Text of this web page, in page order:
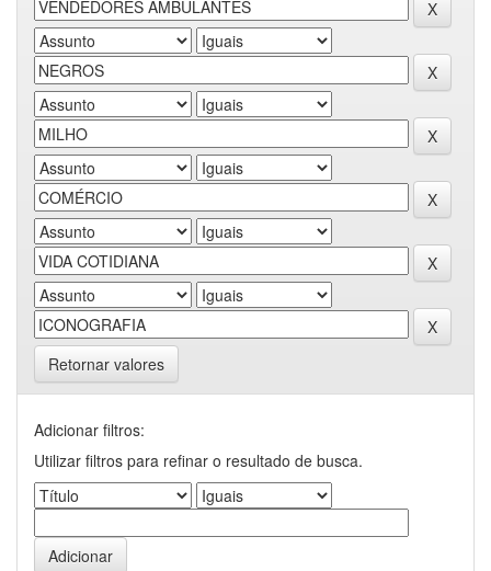
Retornar valores
Adicionar filtros:
Utilizar filtros para refinar o resultado de busca.